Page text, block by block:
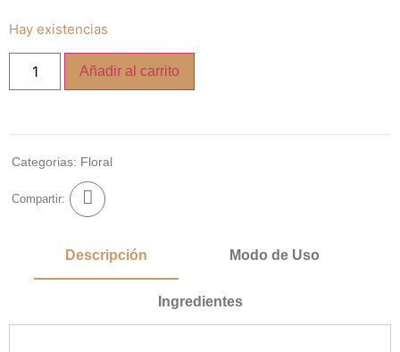
Hay existencias
Añadir al carrito
Categorias: Floral
Compartir:
Descripción Modo de Uso
Ingredientes